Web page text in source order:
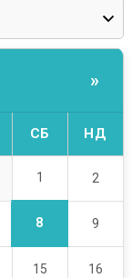
»
СБ НД
1 2
8 9
15 16